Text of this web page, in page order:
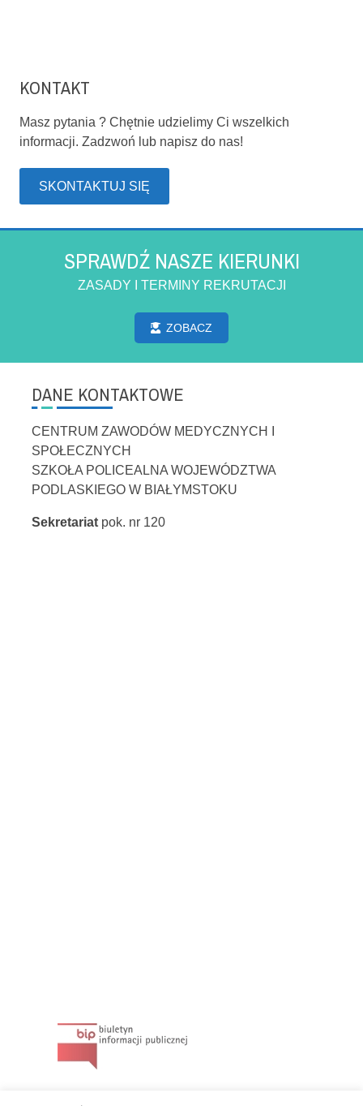
KONTAKT
Masz pytania ? Chętnie udzielimy Ci wszelkich
informacji. Zadzwoń lub napisz do nas!
SKONTAKTUJ SIĘ
SPRAWDŹ NASZE KIERUNKI
ZASADY I TERMINY REKRUTACJI
ZOBACZ
DANE KONTAKTOWE
CENTRUM ZAWODÓW MEDYCZNYCH I
SPOŁECZNYCH
SZKOŁA POLICEALNA WOJEWÓDZTWA
PODLASKIEGO W BIAŁYMSTOKU
Sekretariat pok. nr 120